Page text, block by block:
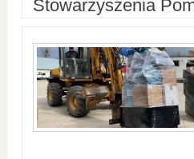
Stowarzyszenia